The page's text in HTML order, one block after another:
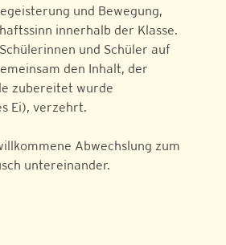
und Bewegung,
innerhalb der Klasse.
und Schüler auf
den Inhalt, der
zubereitet wurde
Ei), verzehrt.
Abwechslung zum
untereinander.